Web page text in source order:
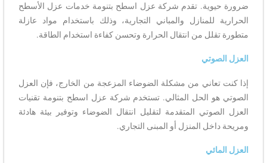
ضرورة حيوية. تقدم شركة عزل اسطح بتنومة خدمات عزل الأسطح
الحرارية للمنازل والمباني التجارية، وذلك باستخدام مواد عازلة
متطورة تقلل من انتقال الحرارة وتحسن كفاءة استخدام الطاقة.
العزل الصوتي
إذا كنت تعاني من مشكلة الضوضاء المزعجة من الخارج، فإن العزل
الصوتي هو الحل المثالي. تستخدم شركة عزل اسطح بتنومة تقنيات
العزل الصوتي المتقدمة لتقليل انتقال الضوضاء وتوفير بيئة هادئة
ومريحة داخل المنزل أو المبنى التجاري.
العزل المائي